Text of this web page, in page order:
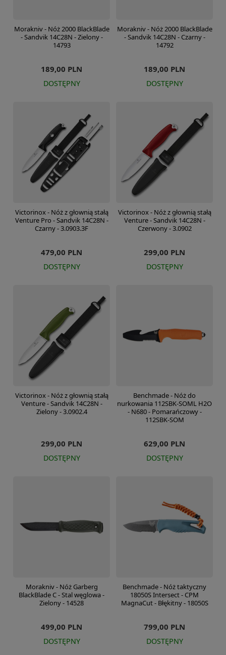
Morakniv - Nóż 2000 BlackBlade
- Sandvik 14C28N - Zielony -
14793
189,00 PLN
DOSTĘPNY
Morakniv - Nóż 2000 BlackBlade
- Sandvik 14C28N - Czarny -
14792
189,00 PLN
DOSTĘPNY
Victorinox - Nóż z głownią stałą
Venture Pro - Sandvik 14C28N -
Czarny - 3.0903.3F
479,00 PLN
DOSTĘPNY
Victorinox - Nóż z głownią stałą
Venture - Sandvik 14C28N -
Czerwony - 3.0902
299,00 PLN
DOSTĘPNY
Victorinox - Nóż z głownią stałą
Venture - Sandvik 14C28N -
Zielony - 3.0902.4
299,00 PLN
DOSTĘPNY
Benchmade - Nóż do
nurkowania 112SBK-SOML H2O
- N680 - Pomarańczowy -
112SBK-SOM
629,00 PLN
DOSTĘPNY
Morakniv - Nóż Garberg
BlackBlade C - Stal węglowa -
Zielony - 14528
499,00 PLN
DOSTĘPNY
Benchmade - Nóż taktyczny
18050S Intersect - CPM
MagnaCut - Błękitny - 18050S
799,00 PLN
DOSTĘPNY